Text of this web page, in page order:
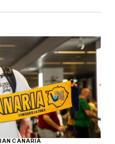
CANARIA